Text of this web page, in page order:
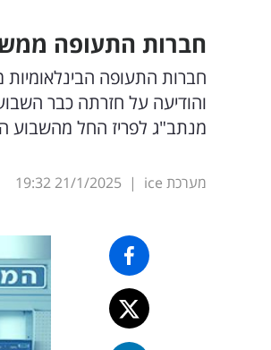
חברות התעופה
חברות התעופה
והודיעה על חזרתה כבר
מנתב"ג לפריז החל מהשבוע
מערכת ice |
21/1/2025
19:32